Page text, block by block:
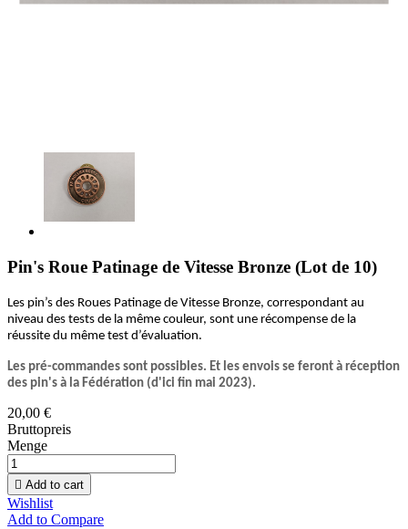
Pin's Roue Patinage de Vitesse Bronze (Lot de 10)
Les pin’s des Roues Patinage de Vitesse Bronze, correspondant au
niveau des tests de la même couleur, sont une récompense de la
réussite du même test d’évaluation.
Les pré-commandes sont possibles. Et les envois se feront à réception
des pin's à la Fédération (d'ici fin mai 2023).
20,00 €
Bruttopreis
Menge
 Add to cart
Wishlist
Add to Compare